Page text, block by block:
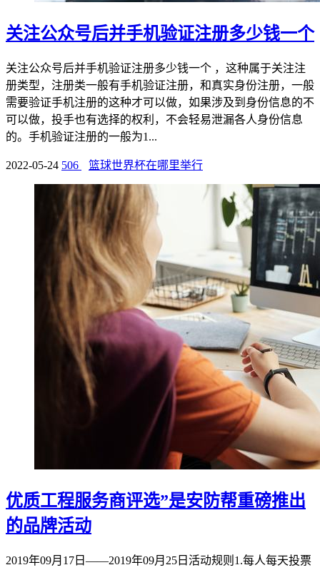
关注公众号后并手机验证注册多少钱一个
关注公众号后并手机验证注册多少钱一个 ，这种属于关注注
册类型，注册类一般有手机验证注册，和真实身份注册，一般
需要验证手机注册的这种才可以做，如果涉及到身份信息的不
可以做，投手也有选择的权利，不会轻易泄漏各人身份信息
的。手机验证注册的一般为1...
2022-05-24 506 篮球世界杯在哪里举行
优质工程服务商评选”是安防帮重磅推出
的品牌活动
2019年09月17日——2019年09月25日活动规则1.每人每天投票